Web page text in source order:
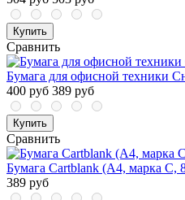
Купить
Сравнить
Бумага для офисной техники
400 руб 389 руб
Купить
Сравнить
Бумага Cartblank (А4, марка С,
389 руб